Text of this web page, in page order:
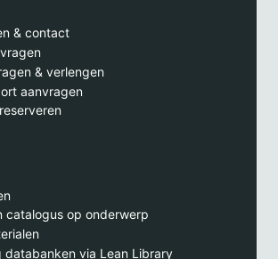
& contact
& verlengen
aanvragen
catalogus op onderwerp
databanken via Lean Library